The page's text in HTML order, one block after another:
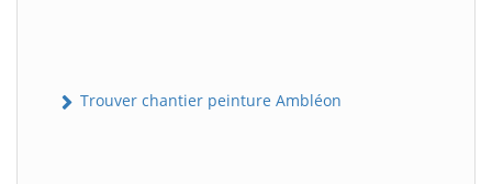
Trouver chantier peinture Ambléon